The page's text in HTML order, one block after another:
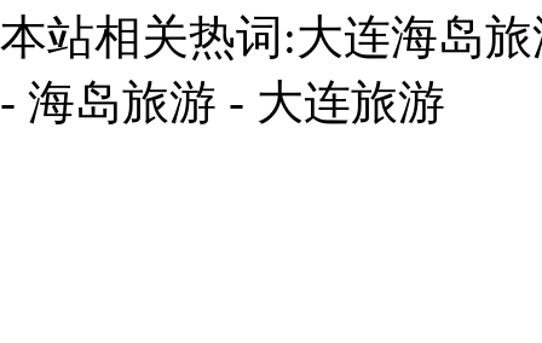
本站相关热词:大连海岛
- 海岛旅游 - 大连旅游